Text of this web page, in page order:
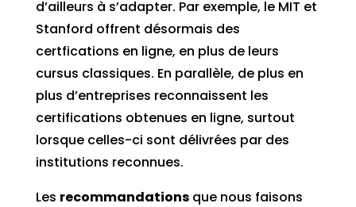
d’ailleurs à s’adapter. Par exemple, le MIT et
Stanford offrent désormais des
certfications en ligne, en plus de leurs
cursus classiques. En parallèle, de plus en
plus d’entreprises reconnaissent les
certifications obtenues en ligne, surtout
lorsque celles-ci sont délivrées par des
institutions reconnues.
Les recommandationsque nous faisons